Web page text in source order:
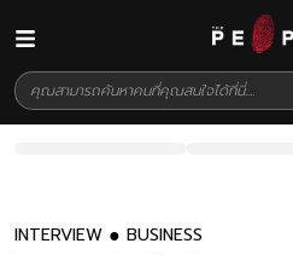
INTERVIEW
BUSINESS